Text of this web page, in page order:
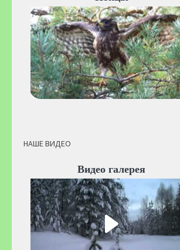
НАШЕ ВИДЕО
Видео галерея